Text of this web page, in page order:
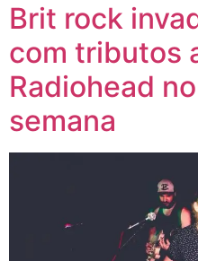
Brit rock
com tributos
Radiohead
semana